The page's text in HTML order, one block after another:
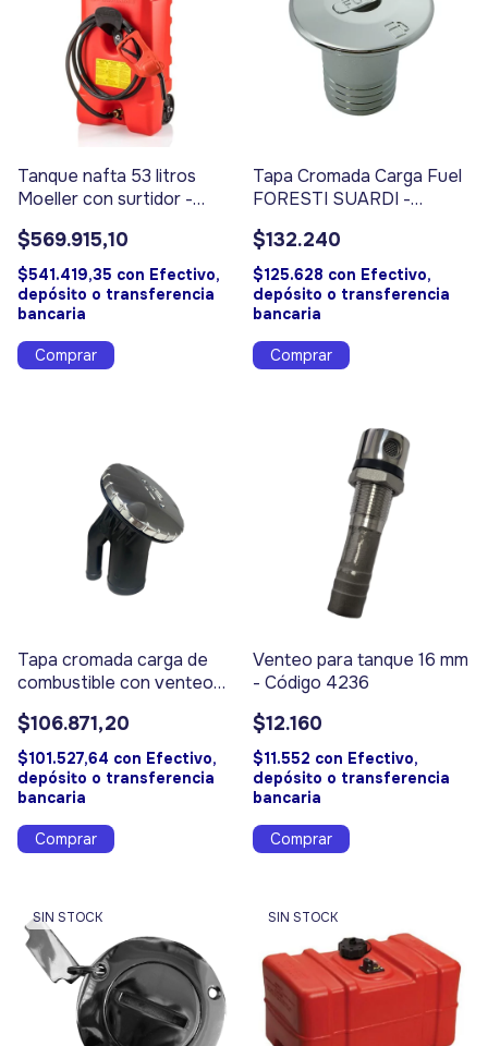
Tanque nafta 53 litros
Moeller con surtidor -
$569.915,10
$541.419,35 con Efectivo,
depósito o transferencia
bancaria
Tapa Cromada Carga Fuel
FORESTI SUARDI -
$132.240
$125.628 con Efectivo,
depósito o transferencia
bancaria
Tapa cromada carga de
combustible con venteo
$106.871,20
$101.527,64 con Efectivo,
depósito o transferencia
bancaria
Venteo para tanque 16 mm
- Código 4236
$12.160
$11.552 con Efectivo,
depósito o transferencia
bancaria
SIN STOCK SIN STOCK